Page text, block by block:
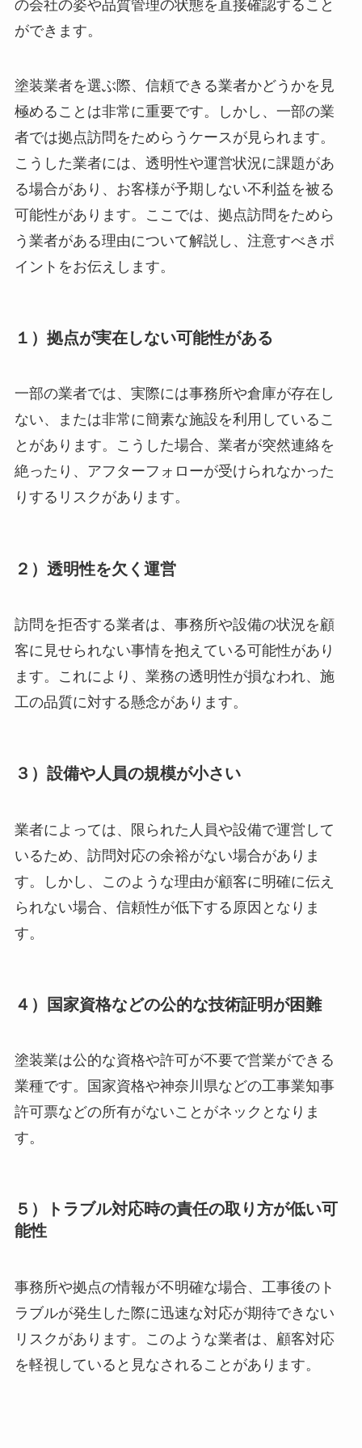
の会社の姿や品質管理の状態を直接確認すること
ができます。
塗装業者を選ぶ際、信頼できる業者かどうかを見
極めることは非常に重要です。しかし、一部の業
者では拠点訪問をためらうケースが見られます。
こうした業者には、透明性や運営状況に課題があ
る場合があり、お客様が予期しない不利益を被る
可能性があります。ここでは、拠点訪問をためら
う業者がある理由について解説し、注意すべきポ
イントをお伝えします。
１）拠点が実在しない可能性がある
一部の業者では、実際には事務所や倉庫が存在し
ない、または非常に簡素な施設を利用しているこ
とがあります。こうした場合、業者が突然連絡を
絶ったり、アフターフォローが受けられなかった
りするリスクがあります。
２）透明性を欠く運営
訪問を拒否する業者は、事務所や設備の状況を顧
客に見せられない事情を抱えている可能性があり
ます。これにより、業務の透明性が損なわれ、施
工の品質に対する懸念があります。
３）設備や人員の規模が小さい
業者によっては、限られた人員や設備で運営して
いるため、訪問対応の余裕がない場合がありま
す。しかし、このような理由が顧客に明確に伝え
られない場合、信頼性が低下する原因となりま
す。
４）国家資格などの公的な技術証明が困難
塗装業は公的な資格や許可が不要で営業ができる
業種です。国家資格や神奈川県などの工事業知事
許可票などの所有がないことがネックとなりま
す。
５）トラブル対応時の責任の取り方が低い可
能性
事務所や拠点の情報が不明確な場合、工事後のト
ラブルが発生した際に迅速な対応が期待できない
リスクがあります。このような業者は、顧客対応
を軽視していると見なされることがあります。